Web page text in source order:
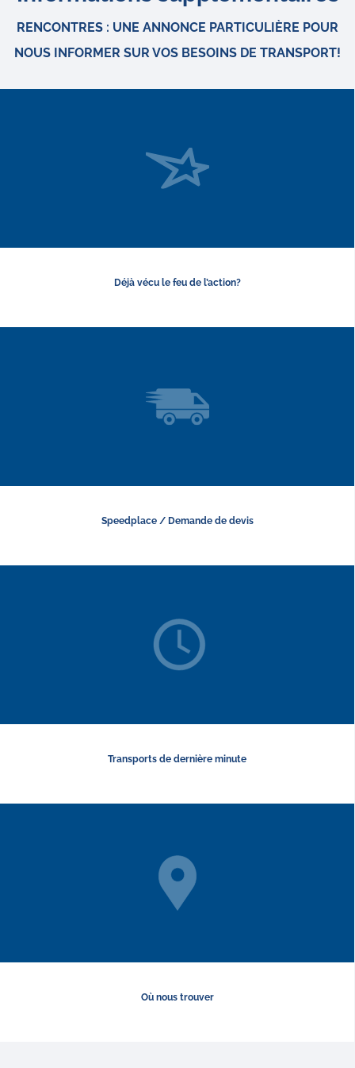
RENCONTRES : UNE ANNONCE PARTICULIÈRE POUR
NOUS INFORMER SUR VOS BESOINS DE TRANSPORT!
Déjà vécu le feu de l’action?
Speedplace / Demande de devis
Transports de dernière minute
Où nous trouver